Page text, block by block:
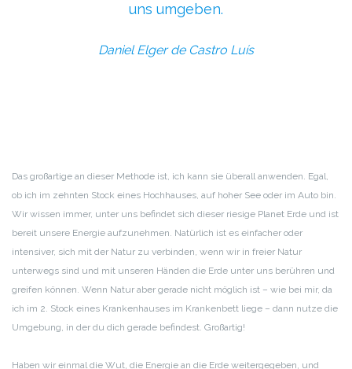
uns umgeben.
Daniel Elger de Castro Luís
Das großartige an dieser Methode ist, ich kann sie überall anwenden. Egal,
ob ich im zehnten Stock eines Hochhauses, auf hoher See oder im Auto bin.
Wir wissen immer, unter uns befindet sich dieser riesige Planet Erde und ist
bereit unsere Energie aufzunehmen. Natürlich ist es einfacher oder
intensiver, sich mit der Natur zu verbinden, wenn wir in freier Natur
unterwegs sind und mit unseren Händen die Erde unter uns berühren und
greifen können. Wenn Natur aber gerade nicht möglich ist – wie bei mir, da
ich im 2. Stock eines Krankenhauses im Krankenbett liege – dann nutze die
Umgebung, in der du dich gerade befindest. Großartig!
Haben wir einmal die Wut, die Energie an die Erde weitergegeben, und